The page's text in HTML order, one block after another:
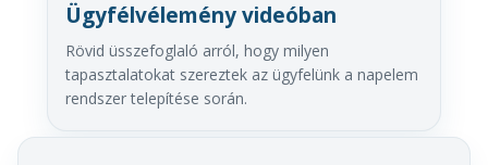
Ügyfélvélemény videóban
Rövid üsszefoglaló arról, hogy milyen
tapasztalatokat szereztek az ügyfelünk a napelem
rendszer telepítése során.